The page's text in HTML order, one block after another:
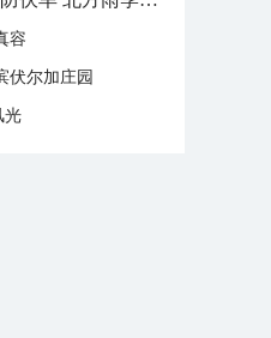
容
伏尔加庄园
光